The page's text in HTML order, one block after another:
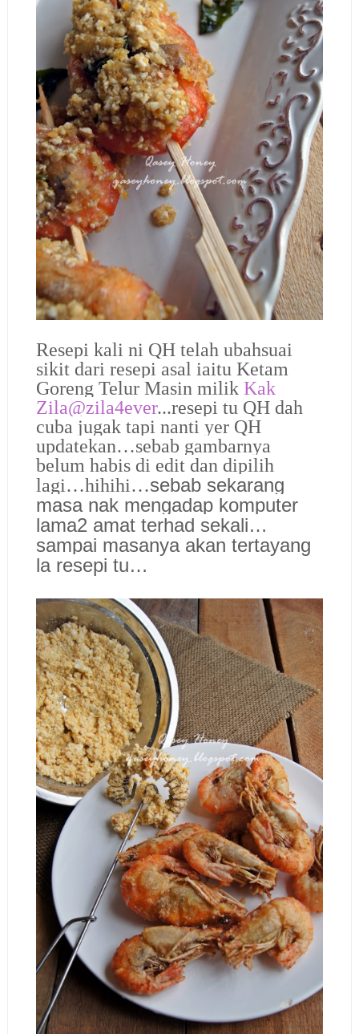
Resepi kali ni QH telah ubahsuai
sikit dari resepi asal iaitu Ketam
Goreng Telur Masin milik Kak
Zila@zila4ever...resepi tu QH dah
cuba jugak tapi nanti yer QH
updatekan…sebab gambarnya
belum habis di edit dan dipilih
lagi…hihihi…sebab sekarang
masa nak mengadap komputer
lama2 amat terhad sekali…
sampai masanya akan tertayang
la resepi tu…